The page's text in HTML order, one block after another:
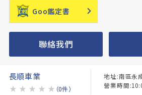
Goo鑑定書
聯絡我們
長順車業
★ ★ ★ ★ ★ （0件）
地址:南區永
營業時間